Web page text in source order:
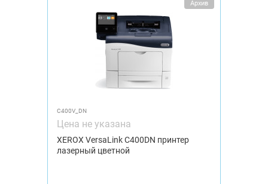
Архив
C400V_DN
Цена не указана
XEROX VersaLink C400DN принтер
лазерный цветной